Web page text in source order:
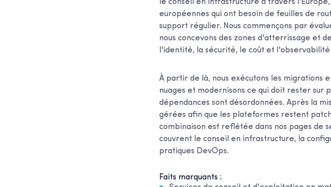
le conseil en infrastructure à travers
européennes qui ont besoin de feuilles de
support régulier. Nous commençons par
nous concevons des zones d'atterrissage et
l'identité, la sécurité, le coût et
À partir de là, nous exécutons les migrations
nuages et modernisons ce qui doit rester sur
dépendances sont désordonnées. Après la
gérées afin que les plateformes restent
combinaison est reflétée dans nos pages de
couvrent le conseil en infrastructure, la
pratiques DevOps.
Faits marquants :